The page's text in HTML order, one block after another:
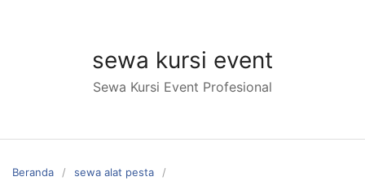
sewa kursi event
Sewa Kursi Event Profesional
Beranda
sewa alat pesta